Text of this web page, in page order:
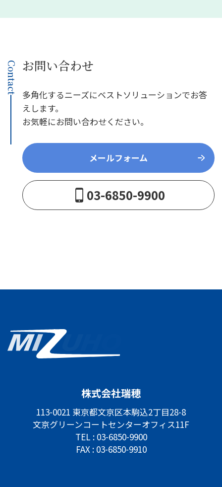
お問い合わせ
Contact
多角化するニーズにベストソリューションでお答
えします。
お気軽にお問い合わせください。
メールフォーム
03-6850-9900
株式会社瑞穂
113-0021 東京都文京区本駒込2丁目28-8
文京グリーンコートセンターオフィス11F
TEL : 03-6850-9900
FAX : 03-6850-9910